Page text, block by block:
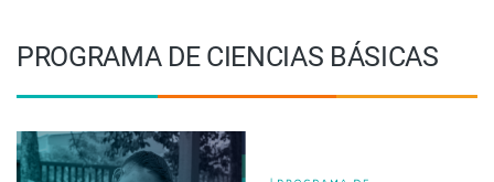
PROGRAMA DE CIENCIAS BÁSICAS